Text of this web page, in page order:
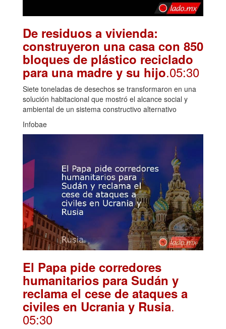
De residuos a vivienda:
construyeron una casa con 850
bloques de plástico reciclado
para una madre y su hijo.05:30
Siete toneladas de desechos se transformaron en una
solución habitacional que mostró el alcance social y
ambiental de un sistema constructivo alternativo
Infobae
El Papa pide corredores
humanitarios para Sudán y
reclama el cese de ataques a
civiles en Ucrania y Rusia.
05:30